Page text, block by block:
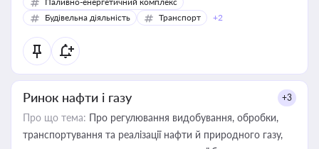
Будівельна діяльність
Транспорт +2
Ринок нафти і газу +3
Про що тема: Про регулювання видобування, обробки,
транспортування та реалізації нафти й природного газу,